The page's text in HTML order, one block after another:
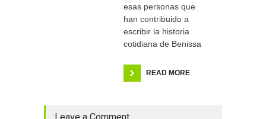
esas personas que
han contribuido a
escribir la historia
cotidiana de Benissa
READ MORE